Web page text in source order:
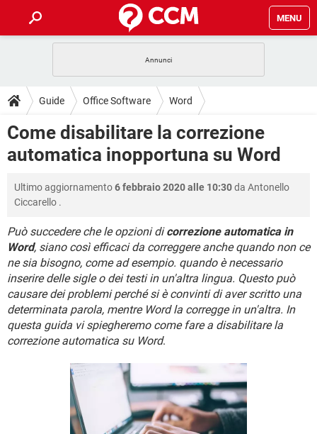
MENU
INTRATTENIMENTO ANDROID
iOS WINDOWS 10
INSTAGRAM WHATSAPP
HARDWARE
GUIDE
COVID-19 GAMING
INTRATTENIMENTO ANDROID
INSTAGRAM WHATSAPP
HARDWARE
DOWNLOAD
COVID-19 GAMING
iOS
INSTAGRAM WHATSAPP
TIKTOK FACEBOOK
HARDWARE
FORUM
COVID-19 GAMING
iOS WINDOWS 10
INSTAGRAM WHATSAPP
TIKTOK FACEBOOK
HARDWARE
GLOSSARIO
COVID-19 GAMING
INTRATTENIMENTO ANDROID
iOS WINDOWS 10
INSTAGRAM WHATSAPP
TIKTOK FACEBOOK
HARDWARE
Guide Office Software Word
Come disabilitare la correzione
automatica inopportuna su Word
Ultimo aggiornamento6 febbraio 2020 alle 10:30da Antonello
Ciccarello .
Può succedere che le opzioni dicorrezione automatica in
Word, siano così efficaci da correggere anche quando non ce
ne sia bisogno, come ad esempio. quando è necessario
inserire delle sigle o dei testi in un'altra lingua. Questo può
causare dei problemi perché si è convinti di aver scritto una
determinata parola, mentre Word la corregge in un'altra. In
questa guida vi spiegheremo come fare a disabilitare la
correzione automatica su Word.